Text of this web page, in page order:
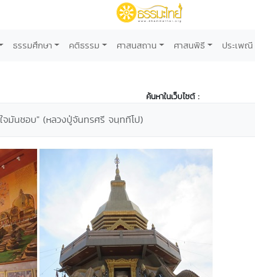
ธรรมศึกษา คติธรรม ศาสนสถาน ศาสนพิธี ประเพณี
ค้นหาในเว็บไซต์ :
จมันชอบ" (หลวงปู่จันทรศรี จนฺททีโป)